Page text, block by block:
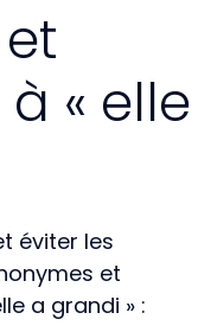
« elle
éviter les
et
a grandi » :